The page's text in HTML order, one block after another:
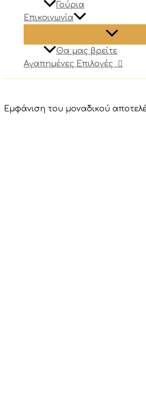
Γούρια
Επικοινωνία
Θα μας βρείτε
Αγαπημένες Επιλογές
Εμφάνιση του μοναδικού